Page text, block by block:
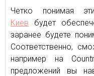
Четко понимая
Киев будет
заранее будете
Соответственно,
например на
предложений вы